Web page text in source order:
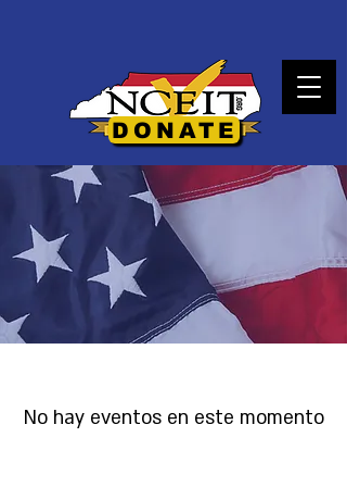
DONATE
No hay eventos en este momento